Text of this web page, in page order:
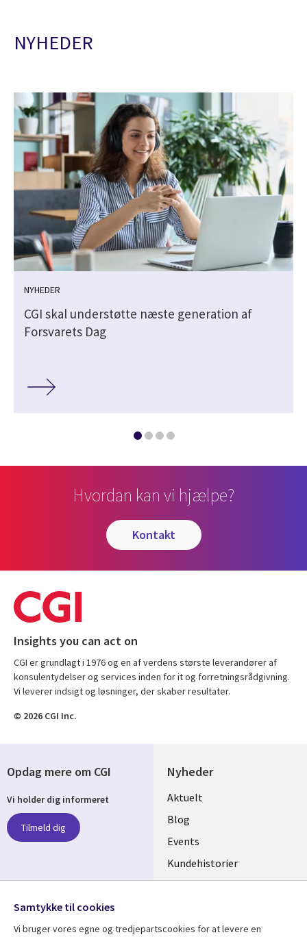
NYHEDER
NYHEDER
CGI skal understøtte næste generation af
Forsvarets Dag
Hvordan kan vi hjælpe?
kontakt
Insights you can act on
CGI er grundlagt i 1976 og en af verdens største leverandører af
konsulentydelser og services inden for it og forretningsrådgivning.
Vi leverer indsigt og løsninger, der skaber resultater.
© 2026 CGI Inc.
Nyheder
Useful
links
DENMARK
Aktuelt
Blog
Events
Kundehistorier
Videoer
Opdag mere om CGI
Vi holder dig informeret
Tilmeld dig
Media
Samtykke til cookies
Vi bruger vores egne og tredjepartscookies for at levere en